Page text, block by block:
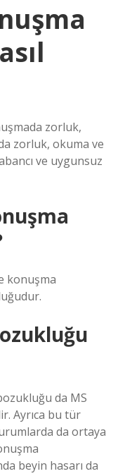
zorluk,
zorluk, okuma ve
ve uygunsuz
konuşma
da MS
Ayrıca bu tür
da ortaya
beyin hasarı da